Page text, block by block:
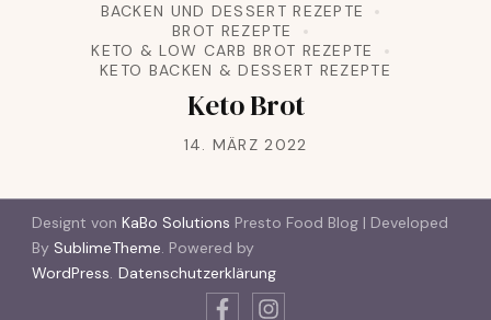
BACKEN UND DESSERT REZEPTE
BROT REZEPTE
KETO & LOW CARB BROT REZEPTE
KETO BACKEN & DESSERT REZEPTE
Keto Brot
14. MÄRZ 2022
Designt von KaBo Solutions Presto Food Blog | Developed
By SublimeTheme. Powered by
WordPress. Datenschutzerklärung